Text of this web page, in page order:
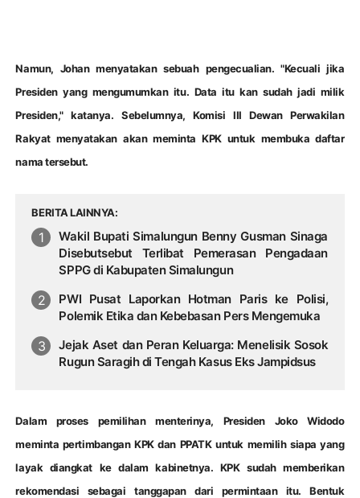
Namun, Johan menyatakan sebuah pengecualian. "Kecuali jika
Presiden yang mengumumkan itu. Data itu kan sudah jadi milik
Presiden," katanya. Sebelumnya, Komisi III Dewan Perwakilan
Rakyat menyatakan akan meminta KPK untuk membuka daftar
nama tersebut.
BERITA LAINNYA
Wakil Bupati Simalungun Benny Gusman Sinaga
Disebutsebut Terlibat Pemerasan Pengadaan
SPPG di Kabupaten Simalungun
PWI Pusat Laporkan Hotman Paris ke Polisi,
Polemik Etika dan Kebebasan Pers Mengemuka
Jejak Aset dan Peran Keluarga: Menelisik Sosok
Rugun Saragih di Tengah Kasus Eks Jampidsus
Dalam proses pemilihan menterinya, Presiden Joko Widodo
meminta pertimbangan KPK dan PPATK untuk memilih siapa yang
layak diangkat ke dalam kabinetnya. KPK sudah memberikan
rekomendasi sebagai tanggapan dari permintaan itu. Bentuk